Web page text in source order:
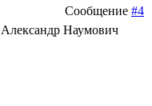
Сообщение #4
Наумович